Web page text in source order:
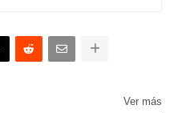
Ver más